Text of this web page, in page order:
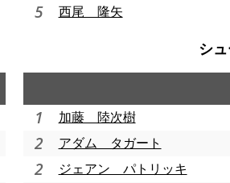
5 西尾 隆矢
シ
1 加藤 陸次樹
2 アダム タガート
2 ジェアン パトリッキ